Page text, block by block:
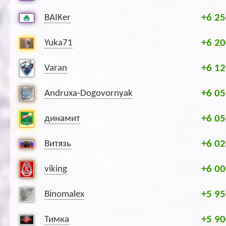
BAIKer +6
Yuka71 +6
Varan +6
Andruxa-Dogovornyak +6
динамит +6
Витязь +6
viking +6
Binomalex +5
Тимка +5